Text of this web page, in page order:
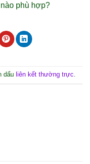
phù hợp?
dấu liên kết thường trực